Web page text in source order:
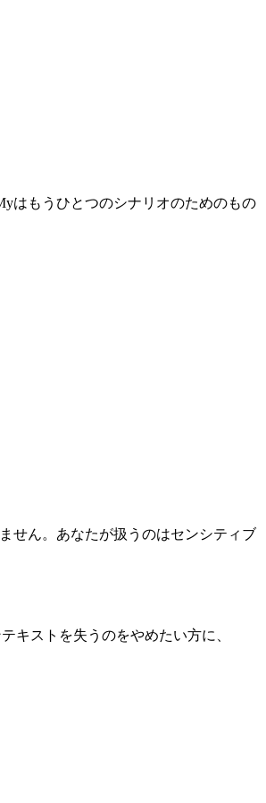
はもうひとつのシナリオのためのもの
せん。あなたが扱うのはセンシティブ
キストを失うのをやめたい方に、